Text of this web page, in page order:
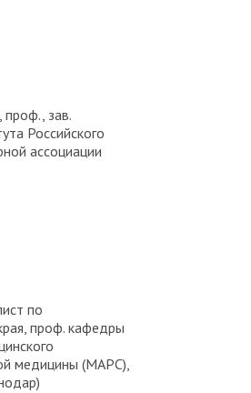
проф., зав.
Российского
ассоциации
по
проф. кафедры
медицины (МАРС),